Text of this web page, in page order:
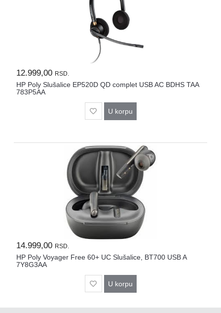
12.999,00 RSD.
HP Poly Slušalice EP520D QD complet USB AC BDHS TAA
783P5AA
U korpu
14.999,00 RSD.
HP Poly Voyager Free 60+ UC Slušalice, BT700 USB A
7Y8G3AA
U korpu